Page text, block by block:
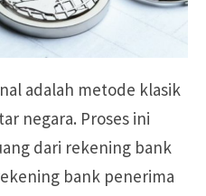
adalah metode klasik
negara. Proses ini
dari rekening bank
bank penerima